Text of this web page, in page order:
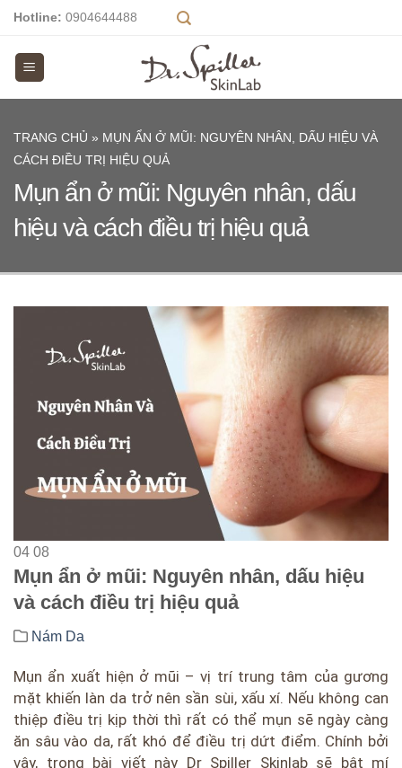
Skip
content
Hotline: 0904644488
TRANG CHỦ » MỤN ẨN Ở MŨI: NGUYÊN NHÂN, DẤU HIỆU VÀ
CÁCH ĐIỀU TRỊ HIỆU QUẢ
Mụn ẩn ở mũi: Nguyên nhân, dấu
hiệu và cách điều trị hiệu quả
04 08
Mụn ẩn ở mũi: Nguyên nhân, dấu hiệu
và cách điều trị hiệu quả
Nám Da
Mụn ẩn xuất hiện ở mũi – vị trí trung tâm của gương
mặt khiến làn da trở nên sần sùi, xấu xí. Nếu không can
thiệp điều trị kịp thời thì rất có thể mụn sẽ ngày càng
ăn sâu vào da, rất khó để điều trị dứt điểm. Chính bởi
vậy, trong bài viết này Dr Spiller Skinlab sẽ bật mí